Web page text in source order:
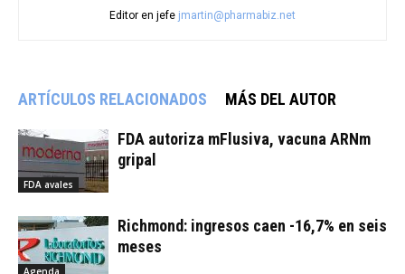
Editor en jefe jmartin@pharmabiz.net
ARTÍCULOS RELACIONADOS MÁS DEL AUTOR
FDA avales
FDA autoriza mFlusiva, vacuna ARNm
gripal
Richmond: ingresos caen -16,7% en seis
meses